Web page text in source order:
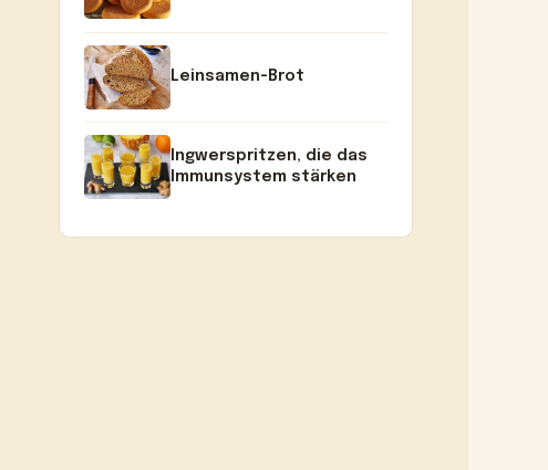
Leinsamen-Brot
Ingwerspritzen, die das
Immunsystem stärken